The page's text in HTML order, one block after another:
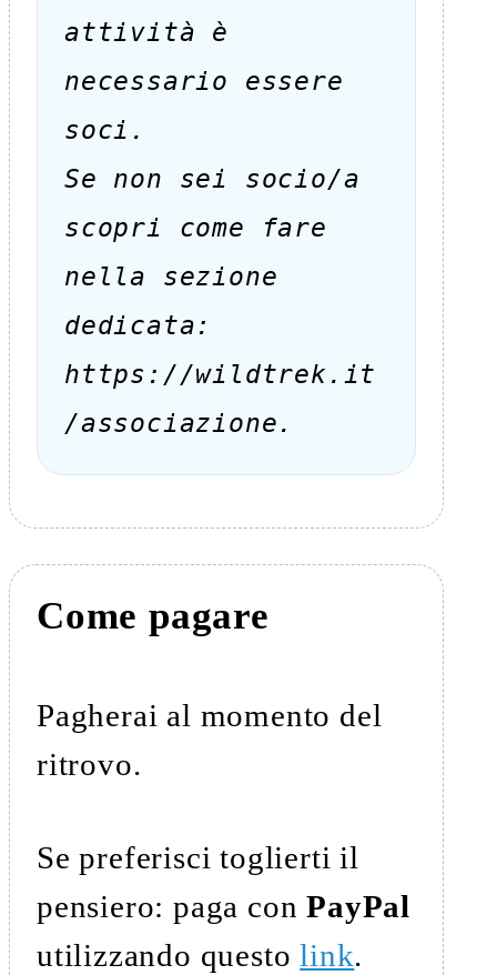
attività è
necessario essere
soci.
Se non sei socio/a
scopri come fare
nella sezione
dedicata:
https://wildtrek.it
/associazione.
Come pagare
Pagherai al momento del
ritrovo.
Se preferisci toglierti il
pensiero: paga conPayPal
utilizzando questolink.